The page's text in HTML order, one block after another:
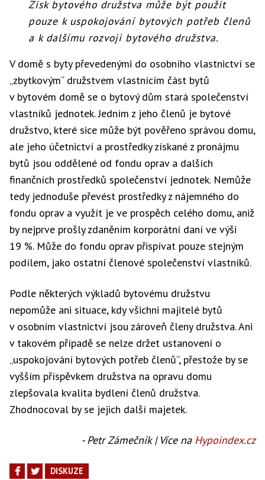
Zisk bytového družstva může být použit
pouze k uspokojování bytových potřeb členů
a k dalšímu rozvoji bytového družstva.
V domě s byty převedenými do osobního vlastnictví se
„zbytkovým“ družstvem vlastnícím část bytů
v bytovém domě se o bytový dům stará společenství
vlastníků jednotek. Jedním z jeho členů je bytové
družstvo, které sice může být pověřeno správou domu,
ale jeho účetnictví a prostředky získané z pronájmu
bytů jsou oddělené od fondu oprav a dalších
finančních prostředků společenství jednotek. Nemůže
tedy jednoduše převést prostředky z nájemného do
fondu oprav a využít je ve prospěch celého domu, aniž
by nejprve prošly zdaněním korporátní daní ve výši
19 %. Může do fondu oprav přispívat pouze stejným
podílem, jako ostatní členové společenství vlastníků.
Podle některých výkladů bytovému družstvu
nepomůže ani situace, kdy všichni majitelé bytů
v osobním vlastnictví jsou zároveň členy družstva. Ani
v takovém případě se nelze držet ustanovení o
„uspokojování bytových potřeb členů“, přestože by se
vyšším příspěvkem družstva na opravu domu
zlepšovala kvalita bydlení členů družstva.
Zhodnocoval by se jejich další majetek.
- Petr Zámečník | Více na Hypoindex.cz
DISKUZE